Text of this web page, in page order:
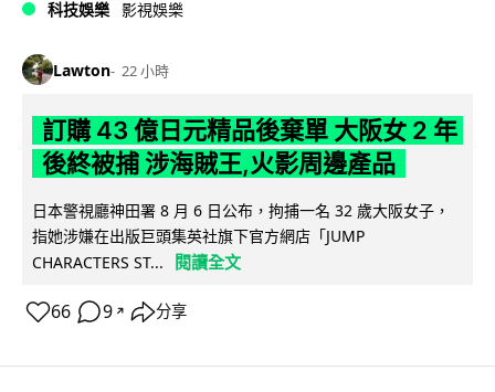
科技娛樂 影視娛樂
Lawton 22 小時
訂購 43 億日元精品後棄單 大阪女 2 年
後終被捕 涉海賊王,火影周邊產品
日本警視廳神田署 8 月 6 日公布，拘捕一名 32 歲大阪女子，
指她涉嫌在出版巨頭集英社旗下官方網店「JUMP
CHARACTERS ST...
閱讀全文
66 9 ↗ 分享